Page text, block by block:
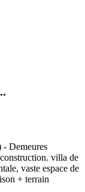
- Demeures
villa de
vaste espace de
+ terrain